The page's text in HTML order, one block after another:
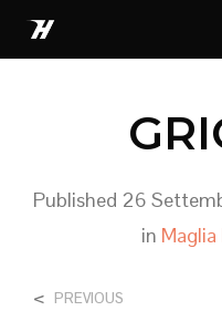
Published 26
in Maglia
< PREVIOUS